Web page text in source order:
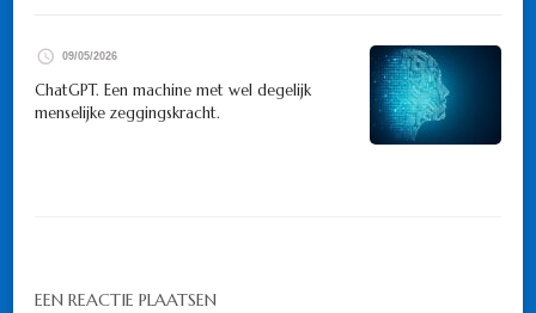
09/05/2026
ChatGPT. Een machine met wel degelijk
menselijke zeggingskracht.
EEN REACTIE PLAATSEN